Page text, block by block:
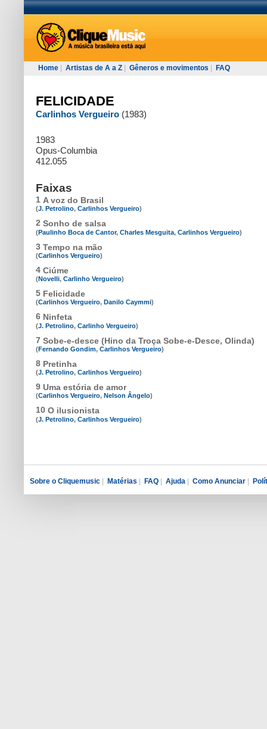
Home Artistas de A a Z Gêneros e movimentos FAQ
FELICIDADE
Carlinhos Vergueiro (1983)
1983
Opus-Columbia
412.055
Faixas
1 A voz do Brasil
(J. Petrolino, Carlinhos Vergueiro)
2 Sonho de salsa
(Paulinho Boca de Cantor, Charles Mesguita, Carlinhos Vergueiro)
3 Tempo na mão
(Carlinhos Vergueiro)
4 Ciúme
(Novelli, Carlinho Vergueiro)
5 Felicidade
(Carlinhos Vergueiro, Danilo Caymmi)
6 Ninfeta
(J. Petrolino, Carlinho Vergueiro)
7 Sobe-e-desce (Hino da Troça Sobe-e-Desce, Olinda)
(Fernando Gondim, Carlinhos Vergueiro)
8 Pretinha
(J. Petrolino, Carlinhos Vergueiro)
9 Uma estória de amor
(Carlinhos Vergueiro, Nelson Ângelo)
10 O ilusionista
(J. Petrolino, Carlinhos Vergueiro)
Sobre o Cliquemusic | Matérias | FAQ | Ajuda | Como Anunciar |